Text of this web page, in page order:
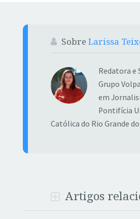
Sobre Larissa
Redatora e
Grupo
em
Pontifícia
Católica do Rio Grande do
Artigos